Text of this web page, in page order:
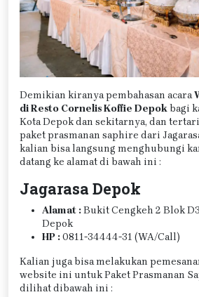
Demikian kiranya pembahasan acara
di Resto Cornelis Koffie Depokbagi
Kota Depok dan sekitarnya, dan
paket prasmanan saphire dari
kalian bisa langsung menghubungi
datang ke alamat di bawah ini :
Jagarasa Depok
Alamat :Bukit Cengkeh 2 Blok
Depok
HP :0811-34444-31 (WA/Call)
Kalian juga bisa melakukan
website ini untuk Paket Prasmanan
dilihat dibawah ini :